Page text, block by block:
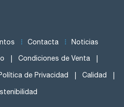
Contacta Noticias
Condiciones de Venta
de Privacidad Calidad